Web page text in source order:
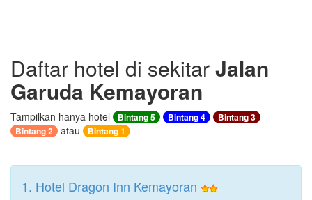
Daftar hotel di sekitarJalan
Garuda Kemayoran
Tampilkan hanya hotel Bintang 5 Bintang 4
Bintang 3
Bintang 2
atau Bintang 1
1. Hotel Dragon Inn Kemayoran